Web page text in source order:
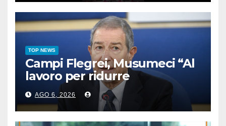
TOP NEWS
Campi Flegrei, Musumeci “Al
lavoro per ridurre
l’esposizione al rischio”
AGO 6, 2026